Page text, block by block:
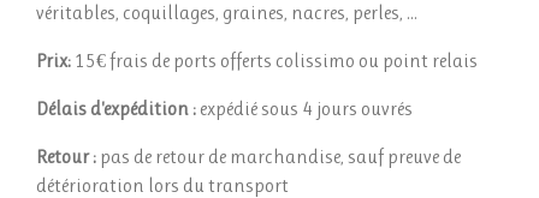
véritables, coquillages, graines, nacres, perles, ...
Prix: 15€ frais de ports offerts colissimo ou point relais
Délais d'expédition : expédié sous 4 jours ouvrés
Retour : pas de retour de marchandise, sauf preuve de
détérioration lors du transport